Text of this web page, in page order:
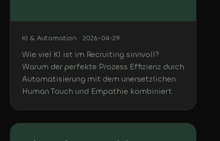
KI & Automation · 2026-04-29
Wie viel KI ist im Recruiting sinnvoll?
Warum der perfekte Prozess Effizienz durch
Automatisierung mit dem unersetzlichen
Human Touch und Empathie kombiniert.